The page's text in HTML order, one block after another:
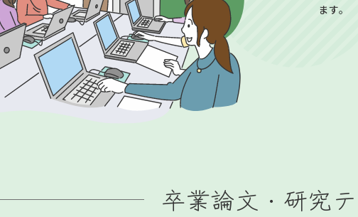
ます。
卒業論文・研究